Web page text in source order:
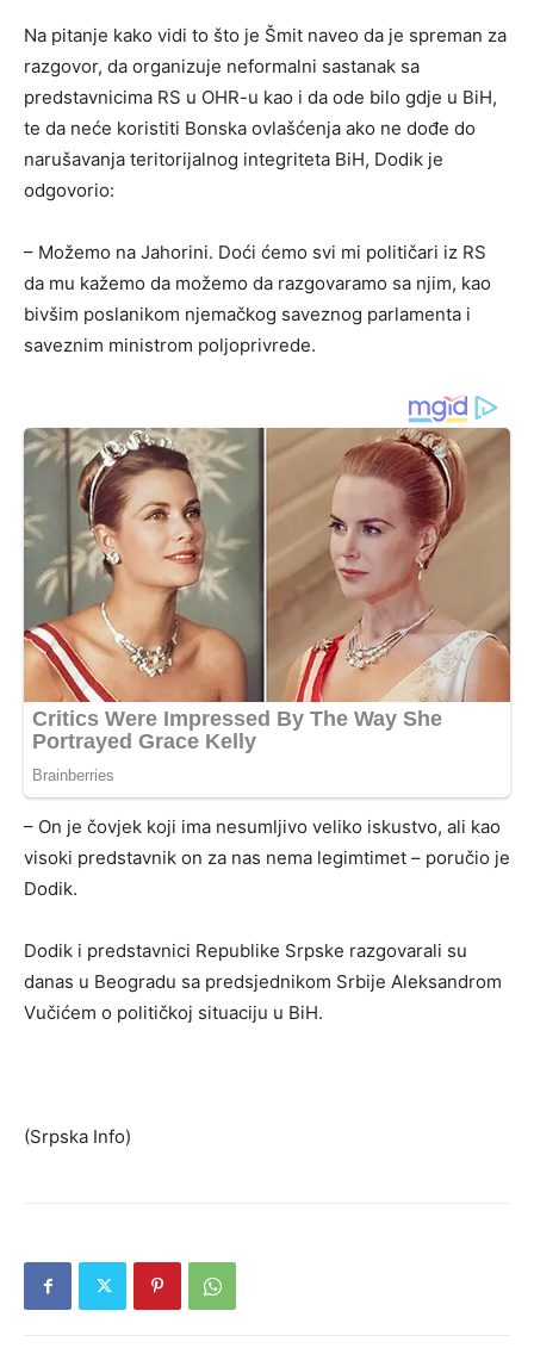
Na pitanje kako vidi to što je Šmit naveo da je spreman za
razgovor, da organizuje neformalni sastanak sa
predstavnicima RS u OHR-u kao i da ode bilo gdje u BiH,
te da neće koristiti Bonska ovlašćenja ako ne dođe do
narušavanja teritorijalnog integriteta BiH, Dodik je
odgovorio:
– Možemo na Jahorini. Doći ćemo svi mi političari iz RS
da mu kažemo da možemo da razgovaramo sa njim, kao
bivšim poslanikom njemačkog saveznog parlamenta i
saveznim ministrom poljoprivrede.
– On je čovjek koji ima nesumljivo veliko iskustvo, ali kao
visoki predstavnik on za nas nema legimtimet – poručio je
Dodik.
Dodik i predstavnici Republike Srpske razgovarali su
danas u Beogradu sa predsjednikom Srbije Aleksandrom
Vučićem o političkoj situaciju u BiH.
(Srpska Info)